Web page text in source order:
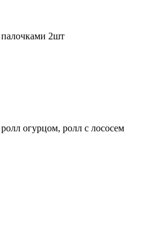
2шт
огурцом, ролл с лососем